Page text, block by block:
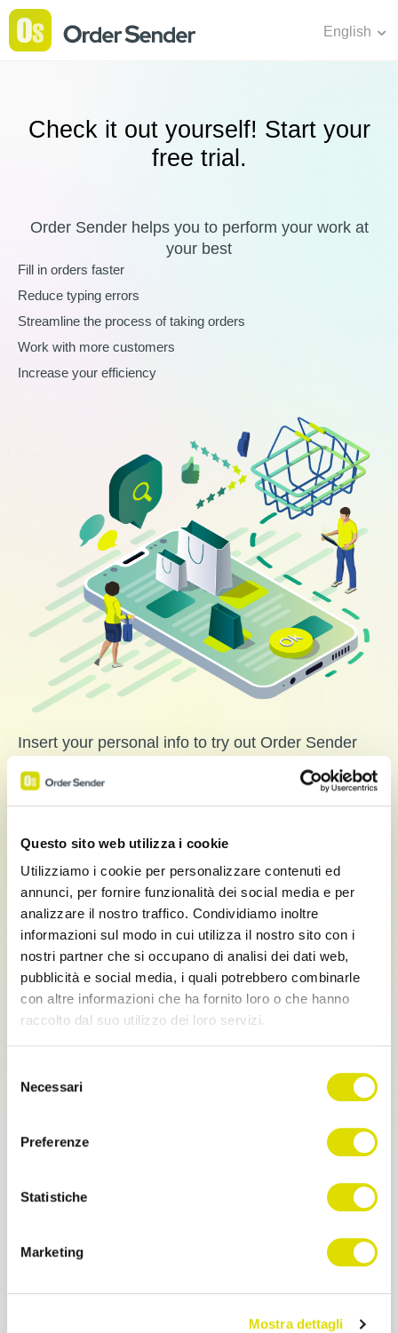
Questo sito web utilizza i cookie
Utilizziamo i cookie per personalizzare contenuti ed
annunci, per fornire funzionalità dei social media e per
analizzare il nostro traffico. Condividiamo inoltre
informazioni sul modo in cui utilizza il nostro sito con i
nostri partner che si occupano di analisi dei dati web,
pubblicità e social media, i quali potrebbero combinarle
con altre informazioni che ha fornito loro o che hanno
raccolto dal suo utilizzo dei loro servizi.
all'informativa:
https://www.ordersender.com/cookie-
delNecessari
Preferenze
Statistiche
Marketing
Mostra dettagli
English
Check it out yourself! Start your
free trial.
Order Sender helps you to perform your work at
your best
Insert your personal info to try out Order Sender
Fill in orders faster
Reduce typing errors
Streamline the process of taking orders
Work with more customers
Increase your efficiency
Surname
Phone
+39